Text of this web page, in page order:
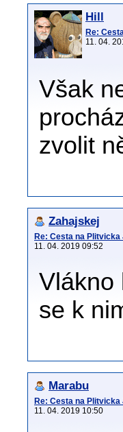
Hill
Re:
11. 04.
Však
zvolit
Zahajskej
Re: Cesta na Plitvicka
11. 04. 2019 09:52
Vlákno
se k
Marabu
Re: Cesta na Plitvicka
11. 04. 2019 10:50